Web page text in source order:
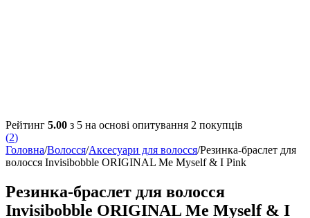
Рейтинг 5.00 з 5 на основі опитування 2 покупців
(2)
Головна/Волосся/Аксесуари для волосся/Резинка-браслет для
волосся Invisibobble ORIGINAL Me Myself & I Pink
Резинка-браслет для волосся
Invisibobble ORIGINAL Me Myself & I